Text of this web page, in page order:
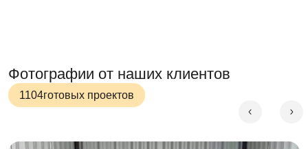
Фотографии от наших клиентов
1104готовых проектов